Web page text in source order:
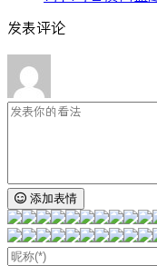
发表评论
添加表情